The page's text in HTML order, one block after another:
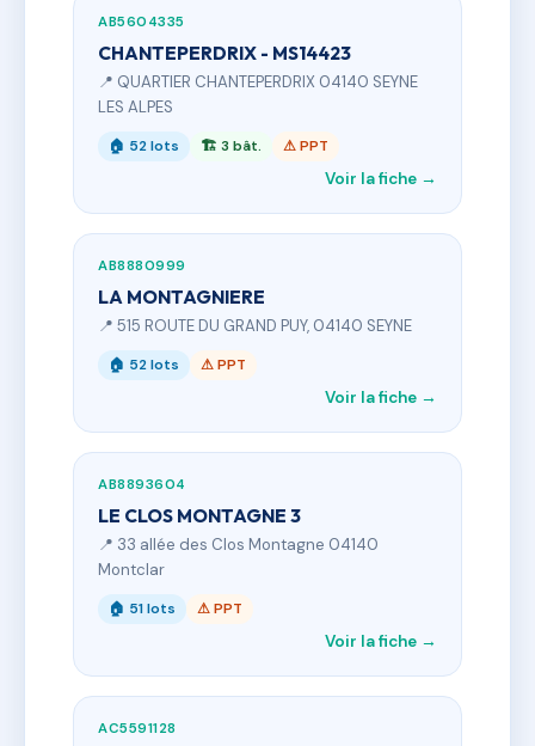
AB5604335
CHANTEPERDRIX - MS14423
📍 QUARTIER CHANTEPERDRIX 04140 SEYNE
LES ALPES
🏠 52 lots 🏗 3 bât. ⚠ PPT
Voir la fiche →
AB8880999
LA MONTAGNIERE
📍 515 ROUTE DU GRAND PUY, 04140 SEYNE
🏠 52 lots ⚠ PPT
Voir la fiche →
AB8893604
LE CLOS MONTAGNE 3
📍 33 allée des Clos Montagne 04140
Montclar
🏠 51 lots ⚠ PPT
Voir la fiche →
AC5591128